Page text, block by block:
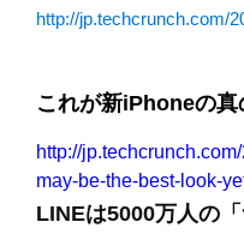
http://jp.techcrunch.com/
これが新iPhoneの
http://
may-be-the-best-look-
LINEは5000万人の